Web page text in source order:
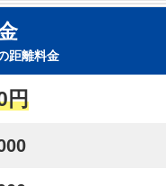
距離料金
円